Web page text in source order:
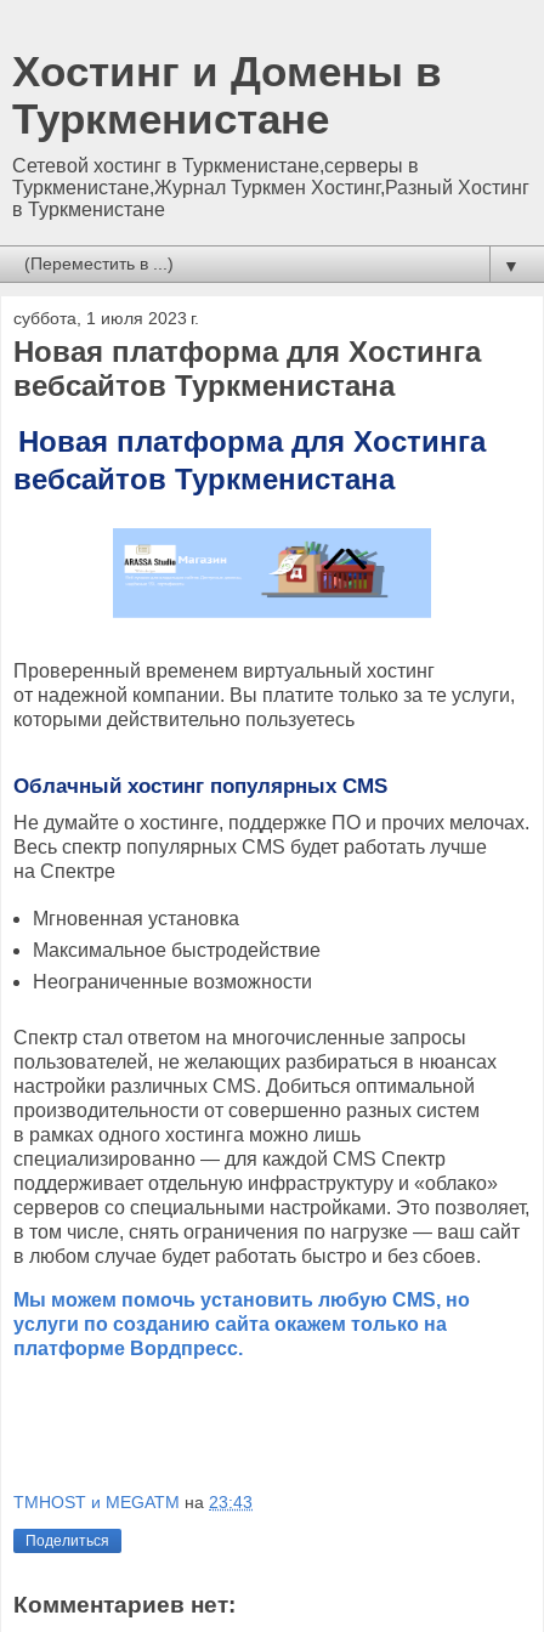
Хостинг и Домены в
Туркменистане
Сетевой хостинг в Туркменистане,серверы в
Туркменистане,Журнал Туркмен Хостинг,Разный Хостинг
в Туркменистане
▼
суббота, 1 июля 2023 г.
Новая платформа для Хостинга
вебсайтов Туркменистана
Новая платформа для Хостинга
вебсайтов Туркменистана
Проверенный временем виртуальный хостинг
от надежной компании. Вы платите только за те услуги,
которыми действительно пользуетесь
Облачный хостинг популярных CMS
Не думайте о хостинге, поддержке ПО и прочих мелочах.
Весь спектр популярных CMS будет работать лучше
на Спектре
Мгновенная установка
Максимальное быстродействие
Неограниченные возможности
Спектр стал ответом на многочисленные запросы
пользователей, не желающих разбираться в нюансах
настройки различных CMS. Добиться оптимальной
производительности от совершенно разных систем
в рамках одного хостинга можно лишь
специализированно — для каждой CMS Спектр
поддерживает отдельную инфраструктуру и «облако»
серверов со специальными настройками. Это позволяет,
в том числе, снять ограничения по нагрузке — ваш сайт
в любом случае будет работать быстро и без сбоев.
Мы можем помочь установить любую CMS, но
услуги по созданию сайта окажем только на
платформе Вордпресс.
TMHOST и MEGATM на 23:43
Поделиться
Комментариев нет: